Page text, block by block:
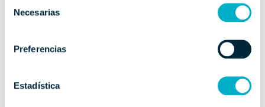
Necesarias
Preferencias
Estadística
enamoran y con las que quieres navegar sin fin.